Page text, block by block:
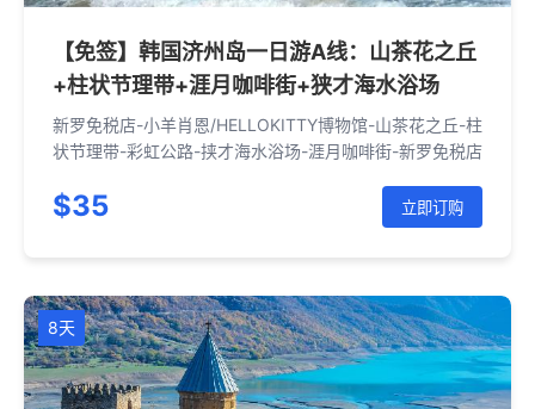
【免签】韩国济州岛一日游A线：山茶花之丘
+柱状节理带+涯月咖啡街+狭才海水浴场
新罗免税店-小羊肖恩/HELLOKITTY博物馆-山茶花之丘-柱
状节理带-彩虹公路-挟才海水浴场-涯月咖啡街-新罗免税店
$35 立即订购
8天